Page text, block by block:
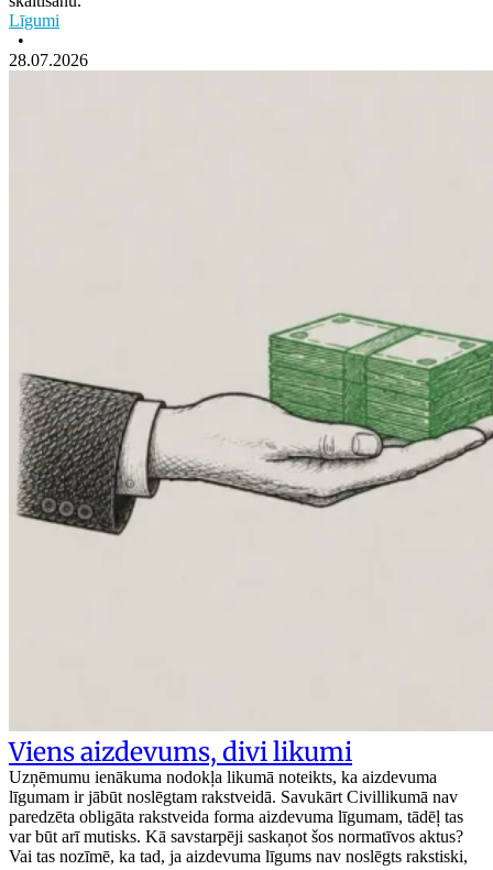
Līgumi
•
28.07.2026
Viens aizdevums, divi likumi
Uzņēmumu ienākuma nodokļa likumā noteikts, ka aizdevuma
līgumam ir jābūt noslēgtam rakstveidā. Savukārt Civillikumā nav
paredzēta obligāta rakstveida forma aizdevuma līgumam, tādēļ tas
var būt arī mutisks. Kā savstarpēji saskaņot šos normatīvos aktus?
Vai tas nozīmē, ka tad, ja aizdevuma līgums nav noslēgts rakstiski,